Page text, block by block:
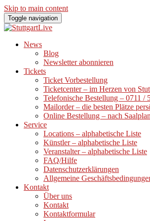
Skip to main content
Toggle navigation
News
Blog
Newsletter abonnieren
Tickets
Ticket Vorbestellung
Ticketcenter – im Herzen von
Telefonische Bestellung – 0711 /
Mailorder – die besten Plätze
Online Bestellung – nach Saalplan
Service
Locations – alphabetische Liste
Künstler – alphabetische Liste
Veranstalter – alphabetische Liste
FAQ/Hilfe
Datenschutzerklärungen
Allgemeine
Kontakt
Über uns
Kontakt
Kontaktformular